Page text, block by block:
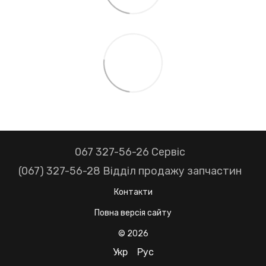
067 327-56-26 Сервіс
(067) 327-56-28 Відділ продажу запчастин
Контакти
Повна версія сайту
© 2026
Укр Рус